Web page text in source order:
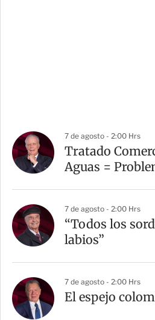
7 de agosto - 2:00 Hrs
Tratado
Aguas =
7 de agosto - 2:00 Hrs
“Todos los
labios”
7 de agosto - 2:00 Hrs
El espejo